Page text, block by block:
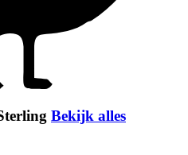
Bekijk alles